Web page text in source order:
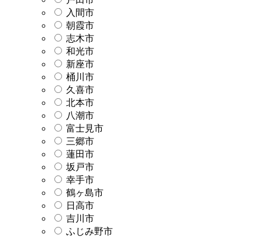
入間市
朝霞市
志木市
和光市
新座市
桶川市
久喜市
北本市
八潮市
富士見市
三郷市
蓮田市
坂戸市
幸手市
鶴ヶ島市
日高市
吉川市
ふじみ野市